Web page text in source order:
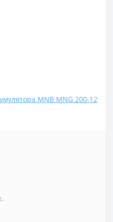
MNB MNG 200-12